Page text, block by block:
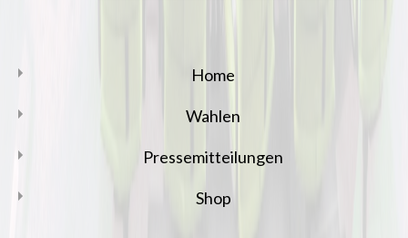
Home
Wahlen
Pressemitteilungen
Shop